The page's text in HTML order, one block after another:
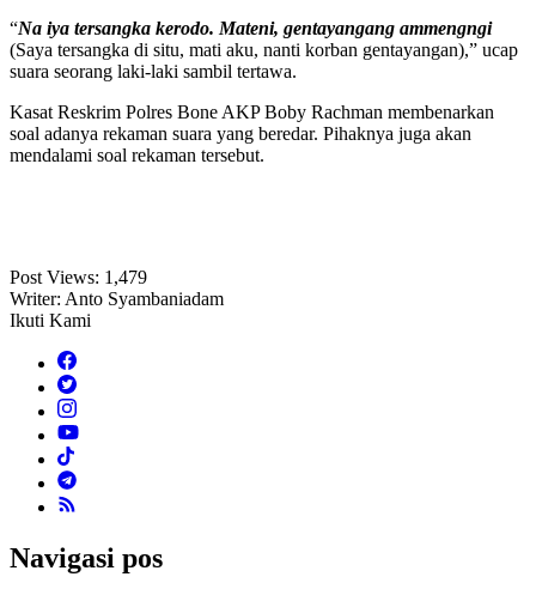
“Na iya tersangka kerodo. Mateni, gentayangang ammengngi
(Saya tersangka di situ, mati aku, nanti korban gentayangan),” ucap
suara seorang laki-laki sambil tertawa.
Kasat Reskrim Polres Bone AKP Boby Rachman membenarkan
soal adanya rekaman suara yang beredar. Pihaknya juga akan
mendalami soal rekaman tersebut.
Post Views: 1,479
Writer: Anto Syambaniadam
Ikuti Kami
Navigasi pos